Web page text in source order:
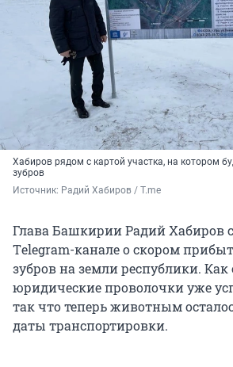
Хабиров рядом с картой участка, на котором
зубров
Источник: Радий Хабиров / Т.me
Глава Башкирии Радий Хабиров
Тelegram-канале о скором
зубров на земли республики. Как
юридические проволочки уже
так что теперь животным
даты транспортировки.